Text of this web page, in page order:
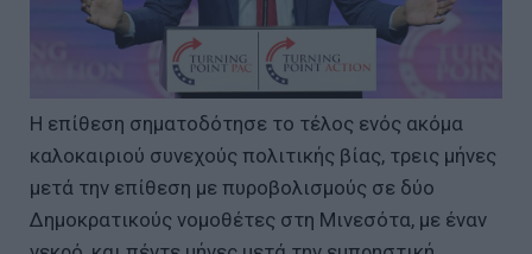
Η επίθεση σηματοδότησε το τέλος ενός ακόμα
καλοκαιριού συνεχούς πολιτικής βίας, τρεις μήνες
μετά την επίθεση με πυροβολισμούς σε δύο
Δημοκρατικούς νομοθέτες στη Μινεσότα, με έναν